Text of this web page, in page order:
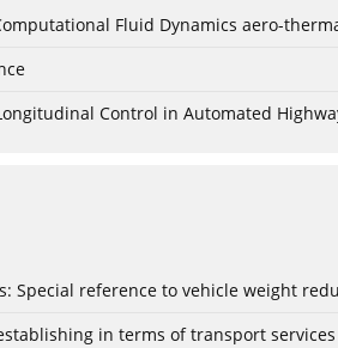
Fluid Dynamics aero-
Control in Automated
Special reference to vehicle weight
in terms of transport services